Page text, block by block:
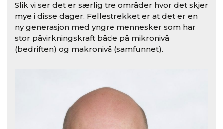
Slik vi ser det er særlig tre områder hvor det skjer
mye i disse dager. Fellestrekket er at det er en
ny generasjon med yngre mennesker som har
stor påvirkningskraft både på mikronivå
(bedriften) og makronivå (samfunnet).